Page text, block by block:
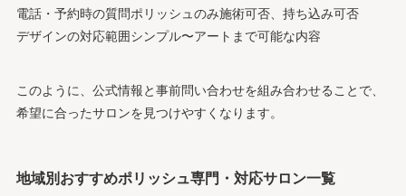
電話・予約時の質問ポリッシュのみ施術可否、持ち込み可否
デザインの対応範囲 シンプル〜アートまで可能な内容
このように、公式情報と事前問い合わせを組み合わせることで、
希望に合ったサロンを見つけやすくなります。
地域別おすすめポリッシュ専門・対応サロン一覧